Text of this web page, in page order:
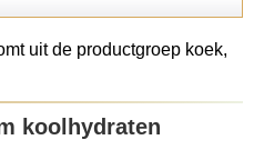
uit de productgroep koek,
koolhydraten